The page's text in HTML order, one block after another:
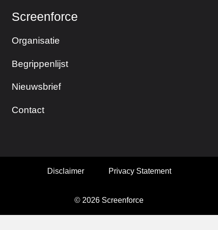
Screenforce
Organisatie
Begrippenlijst
Nieuwsbrief
Contact
© 2026 Screenforce
Disclaimer Privacy Statement